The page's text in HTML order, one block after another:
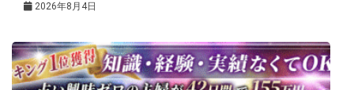
2026年8月4日